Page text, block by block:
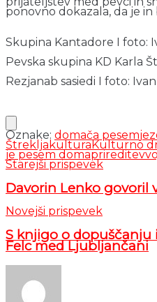
ponovno dokazala, da je
Skupina Kantadore I foto:
Pevska skupina KD Karla
Rezjanab sasiedi I foto:
Oznake: domača pesem
Štreklja kulturaKulturno
je pesem domaprireditev
Starejši prispevek
Davorin Lenko govoril
Novejši prispevek
S knjigo o dopuščanju
Felc med Ljubljančani